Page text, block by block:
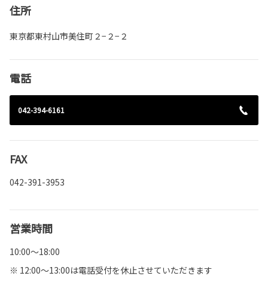
住所
東京都東村山市美住町２−２−２
電話
042-394-6161
FAX
042-391-3953
営業時間
10:00～18:00
※ 12:00～13:00は電話受付を休止させていただきます